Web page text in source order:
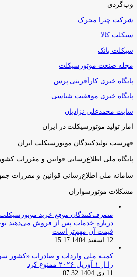
وب‌گردی
شرکت چترا محرک
سیکلت کالا
سیکلت بانک
مجله صنعت موتورسیکلت
پایگاه خبری کارآفرینی پرس
پایگاه خبری موفقیت شناسی
سایت محمدعلی نژادیان
آمار تولید موتورسیکلت در ایران
فهرست تولیدکنندگان موتورسیکلت ایران
پایگاه ملی اطلاع‌رسانی قوانین و مقررات کشور
سامانه ملی اطلاع‌رسانی قوانین و مقررات
مشکلات موتورسواران
مصرف‌کنندگان موقع خرید
درباره خدمات پس از فروش می‌دهند
قیمت آن مهم‌تر است
12 اسفند 1404 15:17
کمیته ملی واردات و صادرات «کشور
را از ۱ آوریل ۲۰۲۶ ممنوع کرد
11 دی 1404 07:32